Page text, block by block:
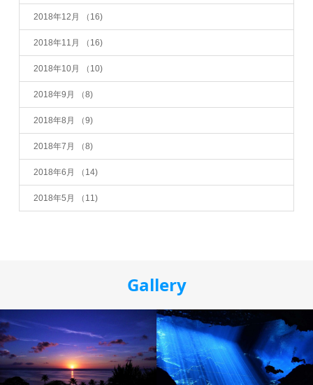
2018年12月 （16)
2018年11月 （16)
2018年10月 （10)
2018年9月 （8)
2018年8月 （9)
2018年7月 （8)
2018年6月 （14)
2018年5月 （11)
Gallery